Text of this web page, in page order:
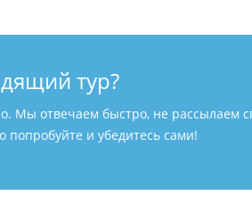
тур?
Мы отвечаем быстро, не рассылаем
попробуйте и убедитесь сами!